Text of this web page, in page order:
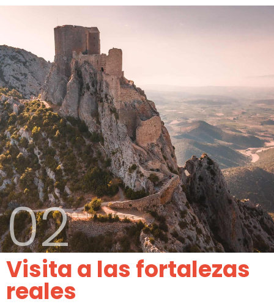
02
Visita a las fortalezas
reales